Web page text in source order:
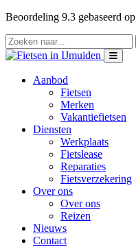
Beoordeling 9.3 gebaseerd op
Aanbod
Fietsen
Merken
Vakantiefietsen
Diensten
Werkplaats
Fietslease
Reparaties
Fietsverzekering
Over ons
Over ons
Reizen
Nieuws
Contact